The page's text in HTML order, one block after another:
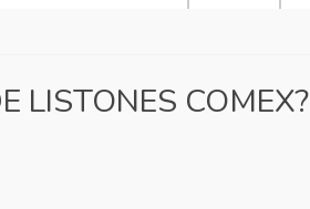
LISTONES COMEX?